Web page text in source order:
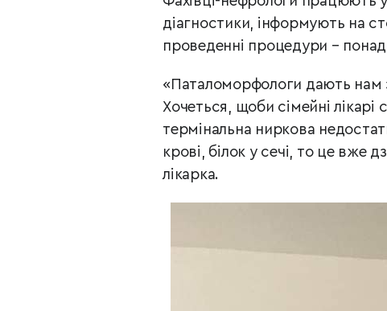
діагностики, інформують на
проведенні процедури –
«Паталоморфологи дають нам
Хочеться, щоби сімейні
термінальна ниркова
крові, білок у сечі, то це вже
лікарка.